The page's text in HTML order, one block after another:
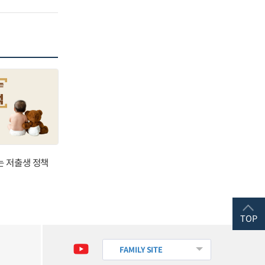
저출생 정책
FAMILY SITE
TOP